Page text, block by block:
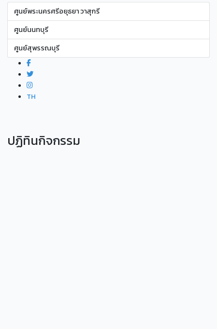
ศูนย์พระนครศรีอยุธยา วาสุกรี
ศูนย์นนทบุรี
ศูนย์สุพรรณบุรี
TH
ปฏิทินกิจกรรม